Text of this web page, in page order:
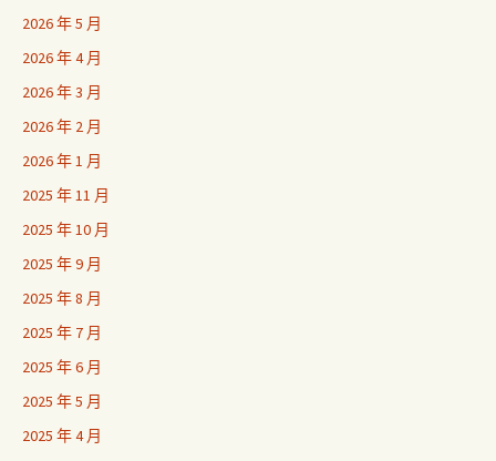
2026 年 5 月
2026 年 4 月
2026 年 3 月
2026 年 2 月
2026 年 1 月
2025 年 11 月
2025 年 10 月
2025 年 9 月
2025 年 8 月
2025 年 7 月
2025 年 6 月
2025 年 5 月
2025 年 4 月